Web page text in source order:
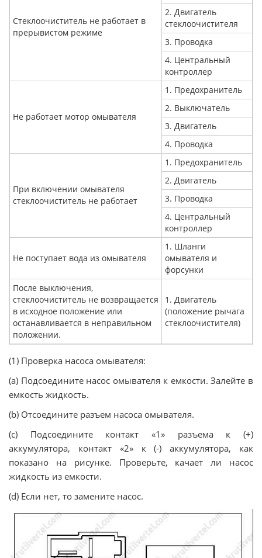
Стеклоочиститель не работает в
прерывистом режиме
2. Двигатель
стеклоочистителя
3. Проводка
4. Центральный
контроллер
Не работает мотор омывателя
1. Предохранитель
2. Выключатель
3. Двигатель
4. Проводка
При включении омывателя
стеклоочиститель не работает
1. Предохранитель
2. Двигатель
3. Проводка
4. Центральный
контроллер
Не поступает вода из омывателя
1. Шланги
омывателя и
форсунки
После выключения,
стеклоочиститель не возвращается
в исходное положение или
останавливается в неправильном
положении.
1. Двигатель
(положение рычага
стеклоочистителя)
(1) Проверка насоса омывателя:
(a) Подсоедините насос омывателя к емкости. Залейте в
емкость жидкость.
(b) Отсоедините разъем насоса омывателя.
(c) Подсоедините контакт «1» разъема к (+)
аккумулятора, контакт «2» к (-) аккумулятора, как
показано на рисунке. Проверьте, качает ли насос
жидкость из емкости.
(d) Если нет, то замените насос.